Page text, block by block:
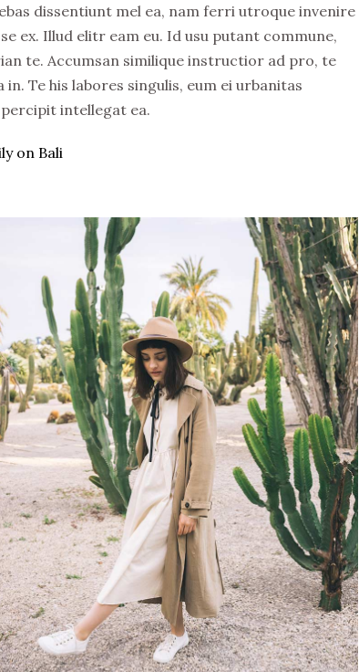
dissentiunt mel ea, nam ferri utroque invenire
ex. Illud elitr eam eu. Id usu putant commune,
te. Accumsan similique instructior ad pro, te
Te his labores singulis, eum ei urbanitas
intellegat ea.
on Bali